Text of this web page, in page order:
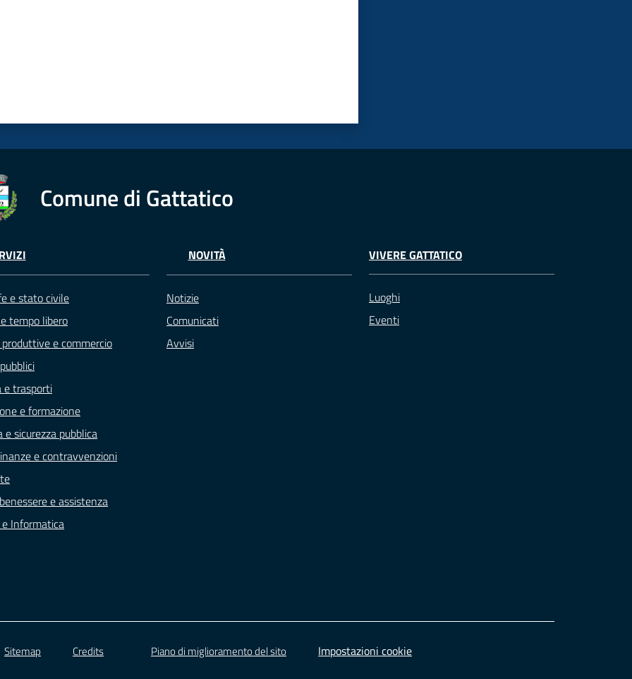
Comune di Gattatico
e stato civile
tempo libero
e commercio
e trasporti
e formazione
e sicurezza pubblica
e contravvenzioni
e assistenza
Informatica
NOVITÀ
Notizie
Comunicati
Avvisi
VIVERE GATTATICO
Luoghi
Eventi
Sitemap Credits Piano di miglioramento del sito Impostazioni cookie